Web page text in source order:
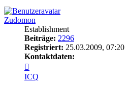
Zudomon
Establishment
Beiträge: 2296
Registriert: 25.03.2009, 07:20
Kontaktdaten:
von
Zudomon
ICQ